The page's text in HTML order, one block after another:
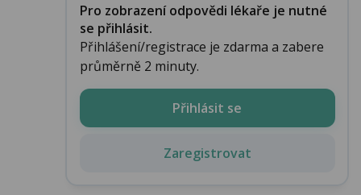
Pro zobrazení odpovědi lékaře je nutné
se přihlásit.
Přihlášení/registrace je zdarma a zabere
průměrně 2 minuty.
Přihlásit se
Zaregistrovat